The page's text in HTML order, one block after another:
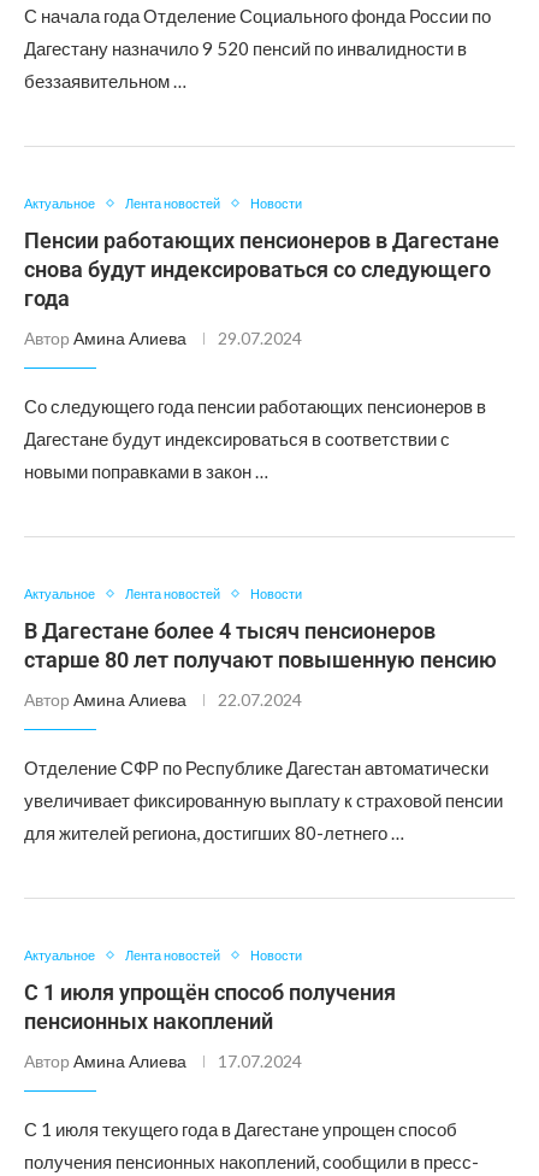
С начала года Отделение Социального фонда России по
Дагестану назначило 9 520 пенсий по инвалидности в
беззаявительном …
Актуальное Лента новостей Новости
Пенсии работающих пенсионеров в Дагестане
снова будут индексироваться со следующего
года
Автор Амина Алиева 29.07.2024
Со следующего года пенсии работающих пенсионеров в
Дагестане будут индексироваться в соответствии с
новыми поправками в закон …
Актуальное Лента новостей Новости
В Дагестане более 4 тысяч пенсионеров
старше 80 лет получают повышенную пенсию
Автор Амина Алиева 22.07.2024
Отделение СФР по Республике Дагестан автоматически
увеличивает фиксированную выплату к страховой пенсии
для жителей региона, достигших 80-летнего …
Актуальное Лента новостей Новости
С 1 июля упрощён способ получения
пенсионных накоплений
Автор Амина Алиева 17.07.2024
С 1 июля текущего года в Дагестане упрощен способ
получения пенсионных накоплений, сообщили в пресс-